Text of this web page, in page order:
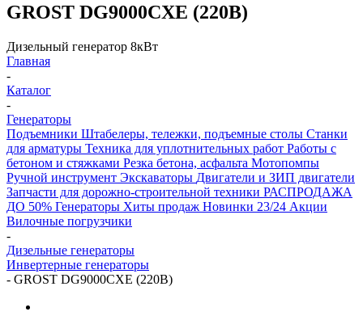
GROST DG9000CXE (220В)
Дизельный генератор 8кВт
Главная
-
Каталог
-
Генераторы
Подъемники Штабелеры, тележки, подъемные столы Станки
для арматуры Техника для уплотнительных работ Работы с
бетоном и стяжками Резка бетона, асфальта Мотопомпы
Ручной инструмент Экскаваторы Двигатели и ЗИП двигатели
Запчасти для дорожно-строительной техники РАСПРОДАЖА
ДО 50% Генераторы Хиты продаж Новинки 23/24 Акции
Вилочные погрузчики
-
Дизельные генераторы
Инвертерные генераторы
- GROST DG9000CXE (220В)